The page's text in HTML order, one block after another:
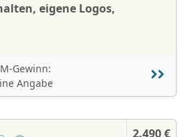
eigene Logos,
Gewinn:
Angabe
2.490 €